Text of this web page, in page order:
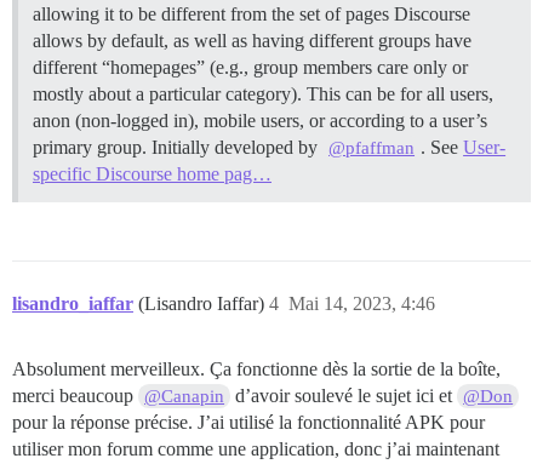
allowing it to be different from the set of pages Discourse
allows by default, as well as having different groups have
different “homepages” (e.g., group members care only or
mostly about a particular category). This can be for all users,
anon (non-logged in), mobile users, or according to a user’s
primary group. Initially developed by @pfaffman . SeeUser-
specific Discourse home pag…
lisandro_iaffar (Lisandro Iaffar) Mai 14, 2023, 4:46
4
Absolument merveilleux. Ça fonctionne dès la sortie de la boîte,
merci beaucoup @Canapin d’avoir soulevé le sujet ici et @Don
pour la réponse précise. J’ai utilisé la fonctionnalité APK pour
utiliser mon forum comme une application, donc j’ai maintenant